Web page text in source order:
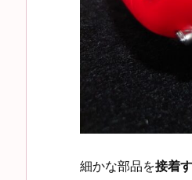
細かな部品を接着